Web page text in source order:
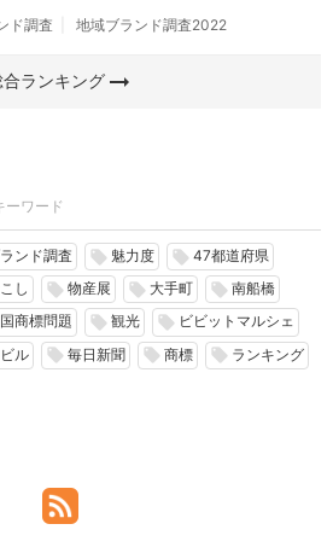
ド調査 地域ブランド調査2022
合ランキングarrow_right_alt
ーワード
ンド調査 local_offer 魅力度 local_offer 47都道府県
し local_offer 物産展 local_offer 大手町 local_offer 南船橋
商標問題 local_offer 観光 local_offer ビビットマルシェ
ル local_offer 毎日新聞 local_offer 商標 local_offer ランキング